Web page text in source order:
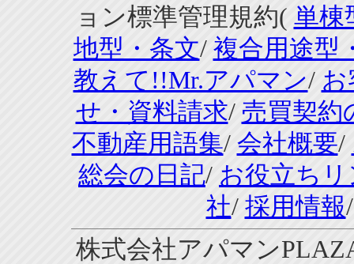
ョン標準管理規約( 単棟
地型・条文/ 複合用途型
教えて!!Mr.アパマン/ お
せ・資料請求/ 売買契約
不動産用語集/ 会社概要/
総会の日記/ お役立ち
社/ 採用情報
株式会社アパマン